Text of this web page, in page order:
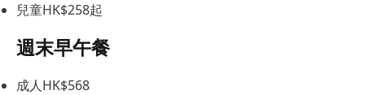
兒童HK$258起
週末早午餐
成人HK$568